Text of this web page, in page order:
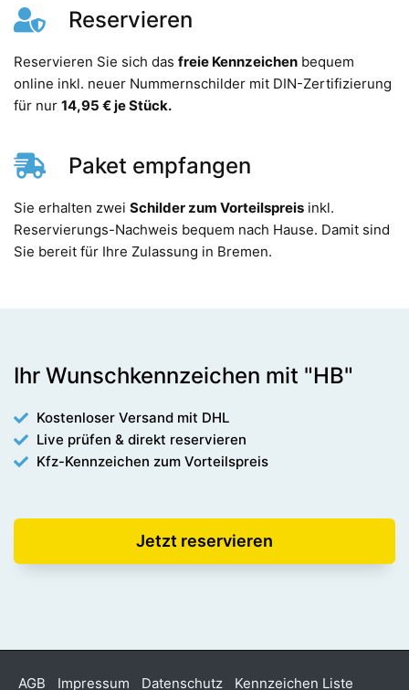
Reservieren
Reservieren Sie sich das freie Kennzeichen bequem
online inkl. neuer Nummernschilder mit DIN-Zertifizierung
für nur 14,95 € je Stück.
Paket empfangen
Sie erhalten zwei Schilder zum Vorteilspreis inkl.
Reservierungs-Nachweis bequem nach Hause. Damit sind
Sie bereit für Ihre Zulassung in Bremen.
Ihr Wunschkennzeichen mit "HB"
Kostenloser Versand mit DHL
Live prüfen & direkt reservieren
Kfz-Kennzeichen zum Vorteilspreis
Jetzt reservieren
AGB Impressum Datenschutz Kennzeichen Liste